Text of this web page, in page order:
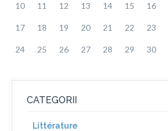
10 11 12 13 14 15 16
17 18 19 20 21 22 23
24 25 26 27 28 29 30
CATEGORII
Littérature